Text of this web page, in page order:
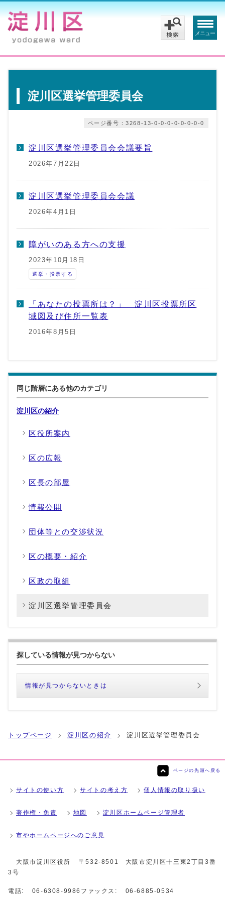
メニュー
淀川区選挙管理委員会
ページ番号：3268-13-0-0-0-0-0-0-0-0
淀川区選挙管理委員会会議要旨
2026年7月22日
淀川区選挙管理委員会会議
2026年4月1日
障がいのある方への支援
2023年10月18日
選挙・投票する
「あなたの投票所は？」 淀川区投票所区
域図及び住所一覧表
2016年8月5日
同じ階層にある他のカテゴリ
淀川区の紹介
区役所案内
区の広報
区長の部屋
情報公開
団体等との交渉状況
区の概要・紹介
区政の取組
淀川区選挙管理委員会
探している情報が見つからない
情報が見つからないときは
トップページ 淀川区の紹介 淀川区選挙管理委員会
ページの先頭へ戻る
サイトの使い方 サイトの考え方 個人情報の取り扱い
著作権・免責 地図 淀川区ホームページ管理者
市やホームページへのご意見
大阪市淀川区役所
〒532-8501 大阪市淀川区十三東2丁目3番
3号
電話: 06-6308-9986 ファックス: 06-6885-0534